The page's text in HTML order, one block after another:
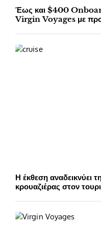
Έως και $400
Virgin Voyages με
Η έκθεση αναδεικνύει
κρουαζιέρας στον